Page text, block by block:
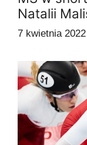
Natalii
7 kwietnia 2022